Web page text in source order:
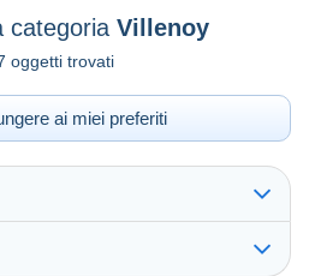
categoria Villenoy
oggetti trovati
ai miei preferiti